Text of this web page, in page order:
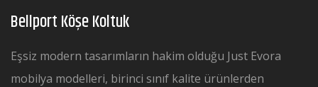
Bellport Köşe Koltuk
Eşsiz modern tasarımların hakim olduğu Just Evora
mobilya modelleri, birinci sınıf kalite ürünlerden